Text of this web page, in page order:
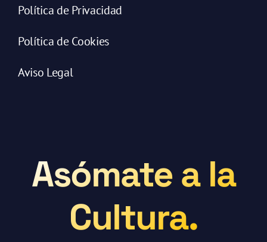
Política de Privacidad
Política de Cookies
Aviso Legal
Asómate a la
Cultura.